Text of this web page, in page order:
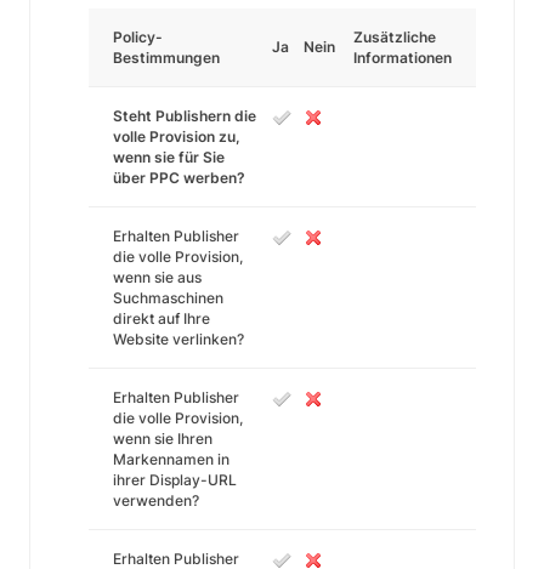
Policy-
Bestimmungen
Ja Nein
Zusätzliche
Informationen
Steht Publishern die
volle Provision zu,
wenn sie für Sie
über PPC werben?
Erhalten Publisher
die volle Provision,
wenn sie aus
Suchmaschinen
direkt auf Ihre
Website verlinken?
Erhalten Publisher
die volle Provision,
wenn sie Ihren
Markennamen in
ihrer Display-URL
verwenden?
Erhalten Publisher